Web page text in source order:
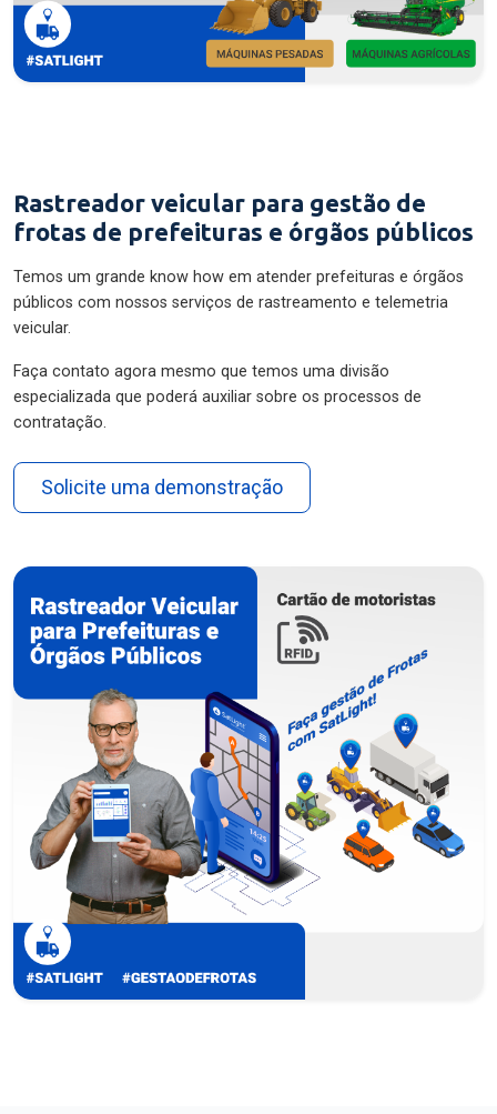
Rastreador veicular para gestão de
frotas de prefeituras e órgãos públicos
Temos um grande know how em atender prefeituras e órgãos
públicos com nossos serviços de rastreamento e telemetria
veicular.
Faça contato agora mesmo que temos uma divisão
especializada que poderá auxiliar sobre os processos de
contratação.
Solicite uma demonstração